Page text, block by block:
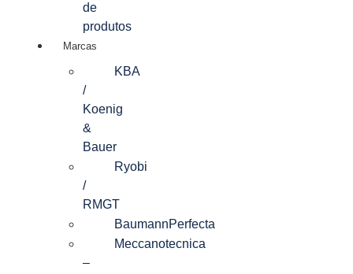
de
produtos
Marcas
KBA
/
Koenig
&
Bauer
Ryobi
/
RMGT
BaumannPerfecta
Meccanotecnica
–